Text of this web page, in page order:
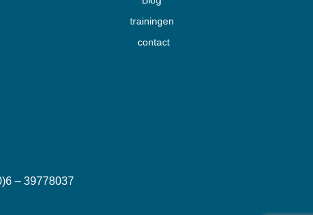
trainingen
contact
39778037